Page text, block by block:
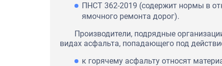
ПНСТ 362-2019 (содержит нормы в
ямочного ремонта дорог).
Производители, подрядные
видах асфальта, попадающего под
к горячему асфальту относят